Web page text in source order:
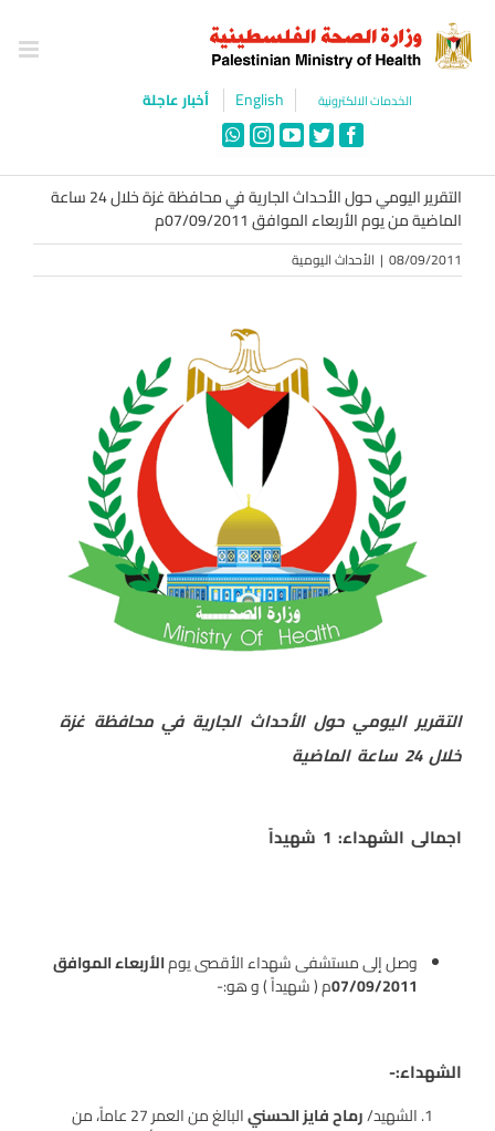
content
الخدمات الالكترونية English أخبار عاجلة
Facebook
Twitter
YouTube
Instagram
WhatsApp
التقرير اليومي حول الأحداث الجارية في محافظة غزة خلال 24 ساعة
الماضية من يوم الأربعاء الموافق 07/09/2011م
08/09/2011
| الأحداث اليومية
التقرير اليومي حول الأحداث الجارية في محافظة غزة
خلال 24 ساعة الماضية
اجمالى الشهداء: 1 شهيداً
وصل إلى مستشفى شهداء الأقصى يومالأربعاء الموافق
07/09/2011م ( شهيداً ) و هو:-
الشهداء:-
الشهيد/رماح فايز الحسني
البالغ من العمر 27 عاماً، من